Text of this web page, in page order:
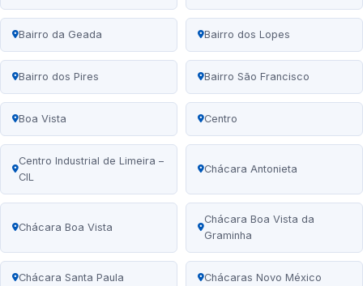
Bairro da Geada Bairro dos Lopes
Bairro dos Pires Bairro São Francisco
Boa Vista Centro
Centro Industrial de Limeira –
CIL
Chácara Antonieta
Chácara Boa Vista
Chácara Boa Vista da
Graminha
Chácara Santa Paula Chácaras Novo México